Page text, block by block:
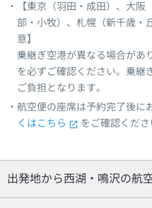
【東京（羽田・成田）、大
部・小牧）、札幌（新千歳・
意】
乗継ぎ空港が異なる場合があ
を必ずご確認ください。乗継
ご負担となります。
航空便の座席は予約完了後に
くはこちら
をご確認くださ
出発地から西湖・鳴沢の航